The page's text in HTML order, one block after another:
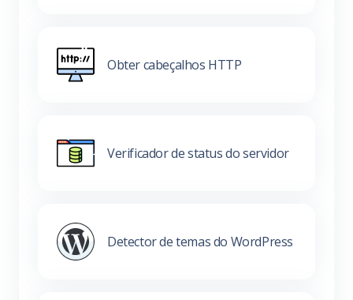
Obter cabeçalhos HTTP
Verificador de status do servidor
Detector de temas do WordPress